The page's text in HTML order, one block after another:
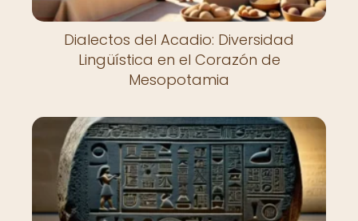
Dialectos del Acadio: Diversidad
Lingüística en el Corazón de
Mesopotamia